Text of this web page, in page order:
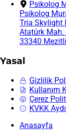
Psikolog
Psikolog
Tria Skylight
Atatürk Mah.
33340
Yasal
Gizlilik
Kullanım
Çerez
KVKK
Anasayfa